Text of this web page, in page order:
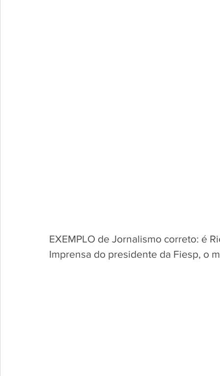
EXEMPLO de Jornalismo correto: é
Imprensa do presidente da Fiesp, o